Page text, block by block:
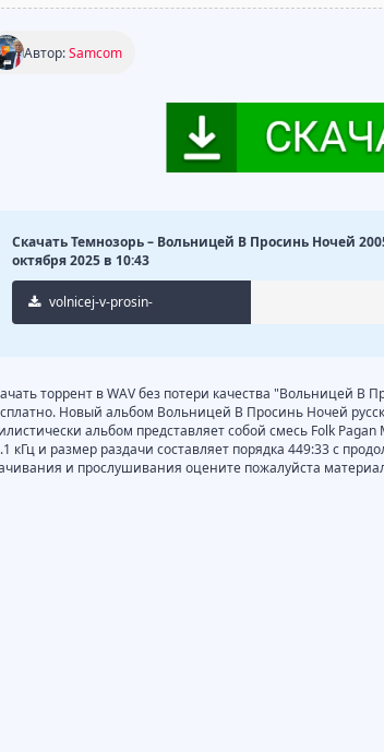
Автор:Samcom
Скачать Темнозорь – Вольницей В Просинь Ночей
октября 2025 в 10:43
volnicej-v-prosin-
торрент в WAV без потери качества "Вольницей В
Новый альбом Вольницей В Просинь Ночей
альбом представляет собой смесь Folk
кГц и размер раздачи составляет порядка 449:33 с
и прослушивания оцените пожалуйста